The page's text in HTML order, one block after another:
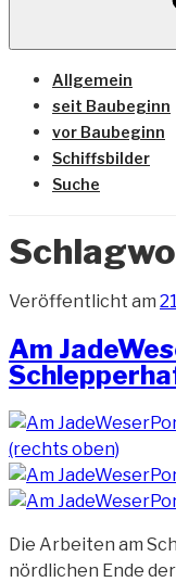
Allgemein
seit Baubeginn
vor Baubeginn
Schiffsbilder
Suche
Veröffentlicht am
Am
Die Arbeiten am
nördlichen Ende